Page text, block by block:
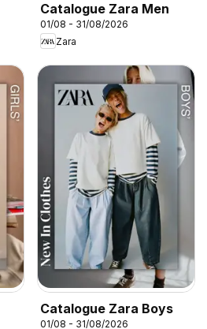
Catalogue Zara Men
01/08 - 31/08/2026
Zara
Catalogue Zara Boys
01/08 - 31/08/2026